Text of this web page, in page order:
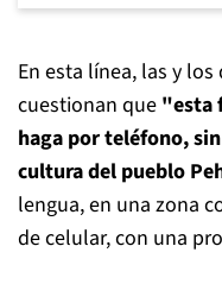
En esta línea, las y
cuestionan que "esta
haga por teléfono,
cultura del pueblo
lengua, en una zona
de celular, con una